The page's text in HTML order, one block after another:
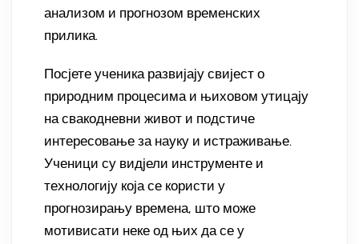
анализом и прогнозом временских
прилика.
Посјете ученика развијају свијест о
природним процесима и њиховом утицају
на свакодневни живот и подстиче
интересовање за науку и истраживање.
Ученици су видјели инструменте и
технологију која се користи у
прогнозирању времена, што може
мотивисати неке од њих да се у